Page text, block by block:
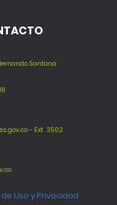
Santana
- Ext. 3502
Uso y Privacidad